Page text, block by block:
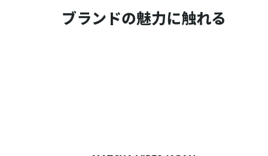
ブランドの魅力に触れる